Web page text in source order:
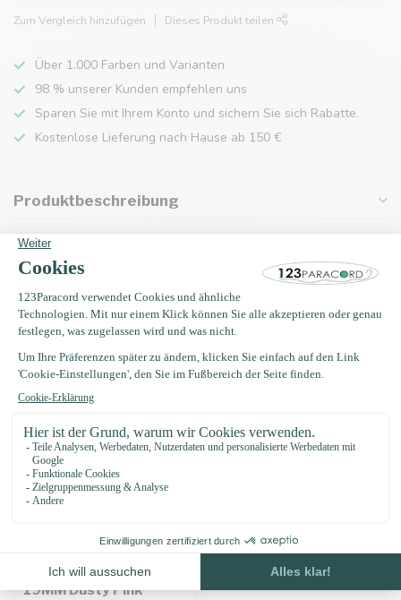
Zum Vergleich hinzufügen Dieses Produkt teilen
Über 1.000 Farben und Varianten
98 % unserer Kunden empfehlen uns
Sparen Sie mit Ihrem Konto und sichern Sie sich Rabatte.
Kostenlose Lieferung nach Hause ab 150 €
Produktbeschreibung
Eigenschaften
Zuletzt angesehen
Biothane adapter
19MM Dusty Pink